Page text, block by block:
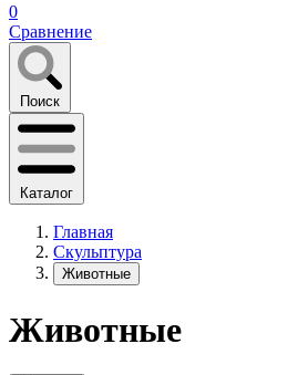
0
Сравнение
Поиск
Каталог
Главная
Скульптура
Животные
Животные